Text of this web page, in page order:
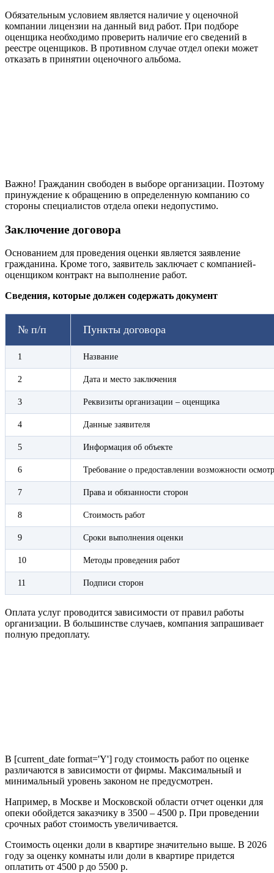
Обязательным условием является наличие у оценочной
компании лицензии на данный вид работ. При подборе
оценщика необходимо проверить наличие его сведений в
реестре оценщиков. В противном случае отдел опеки может
отказать в принятии оценочного альбома.
Важно! Гражданин свободен в выборе организации. Поэтому
принуждение к обращению в определенную компанию со
стороны специалистов отдела опеки недопустимо.
Заключение договора
Основанием для проведения оценки является заявление
гражданина. Кроме того, заявитель заключает с компанией-
оценщиком контракт на выполнение работ.
Сведения, которые должен содержать документ
№ п/п Пункты договора
1 Название
2 Дата и место заключения
3 Реквизиты организации – оценщика
4 Данные заявителя
5 Информация об объекте
6 Требование о предоставлении возможности
7 Права и обязанности сторон
8 Стоимость работ
9 Сроки выполнения оценки
10 Методы проведения работ
11 Подписи сторон
Оплата услуг проводится зависимости от правил работы
организации. В большинстве случаев, компания запрашивает
полную предоплату.
В [current_date format='Y'] году стоимость работ по оценке
различаются в зависимости от фирмы. Максимальный и
минимальный уровень законом не предусмотрен.
Например, в Москве и Московской области отчет оценки для
опеки обойдется заказчику в 3500 – 4500 р. При проведении
срочных работ стоимость увеличивается.
Стоимость оценки доли в квартире значительно выше. В 2026
году за оценку комнаты или доли в квартире придется
оплатить от 4500 р до 5500 р.